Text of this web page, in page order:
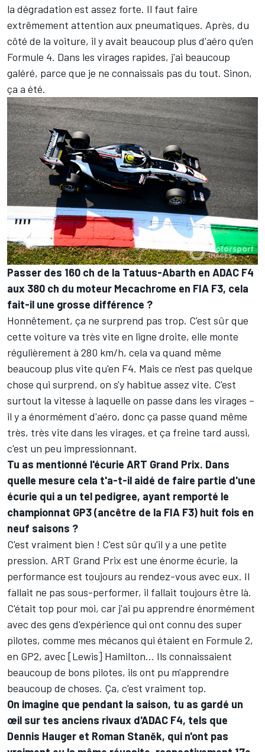
la dégradation est assez forte. Il faut faire
extrêmement attention aux pneumatiques. Après, du
côté de la voiture, il y avait beaucoup plus d'aéro qu'en
Formule 4. Dans les virages rapides, j'ai beaucoup
galéré, parce que je ne connaissais pas du tout. Sinon,
ça a été.
Passer des 160 ch de la Tatuus-Abarth en ADAC F4
aux 380 ch du moteur Mecachrome en FIA F3, cela
fait-il une grosse différence ?
Honnêtement, ça ne surprend pas trop. C'est sûr que
cette voiture va très vite en ligne droite, elle monte
régulièrement à 280 km/h, cela va quand même
beaucoup plus vite qu'en F4. Mais ce n'est pas quelque
chose qui surprend, on s'y habitue assez vite. C'est
surtout la vitesse à laquelle on passe dans les virages –
il y a énormément d'aéro, donc ça passe quand même
très, très vite dans les virages, et ça freine tard aussi,
c'est un peu impressionnant.
Tu as mentionné l'écurie ART Grand Prix. Dans
quelle mesure cela t'a-t-il aidé de faire partie d'une
écurie qui a un tel pedigree, ayant remporté le
championnat GP3 (ancêtre de la FIA F3) huit fois en
neuf saisons ?
C'est vraiment bien ! C'est sûr qu'il y a une petite
pression. ART Grand Prix est une énorme écurie, la
performance est toujours au rendez-vous avec eux. Il
fallait ne pas sous-performer, il fallait toujours être là.
C'était top pour moi, car j'ai pu apprendre énormément
avec des gens d'expérience qui ont connu des super
pilotes, comme mes mécanos qui étaient en Formule 2,
en GP2, avec [Lewis] Hamilton… Ils connaissaient
beaucoup de bons pilotes, ils ont pu m'apprendre
beaucoup de choses. Ça, c'est vraiment top.
On imagine que pendant la saison, tu as gardé un
œil sur tes anciens rivaux d'ADAC F4, tels que
Dennis Hauger et Roman Staněk, qui n'ont pas